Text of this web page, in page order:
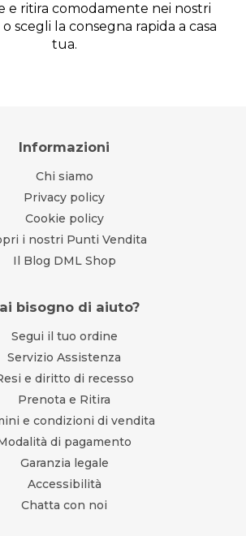
e ritira comodamente nei nostri
scegli la consegna rapida a casa
tua.
Informazioni
Chi siamo
Privacy policy
Cookie policy
i nostri Punti Vendita
Il Blog DML Shop
bisogno di aiuto?
Segui il tuo ordine
Servizio Assistenza
e diritto di recesso
Prenota e Ritira
e condizioni di vendita
di pagamento
Garanzia legale
Accessibilità
Chatta con noi